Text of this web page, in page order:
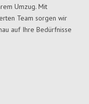
Umzug. Mit
Team sorgen wir
auf Ihre Bedürfnisse